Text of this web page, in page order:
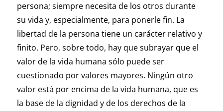
persona; siempre necesita de los otros durante
su vida y, especialmente, para ponerle fin. La
libertad de la persona tiene un carácter relativo y
finito. Pero, sobre todo, hay que subrayar que el
valor de la vida humana sólo puede ser
cuestionado por valores mayores. Ningún otro
valor está por encima de la vida humana, que es
la base de la dignidad y de los derechos de la